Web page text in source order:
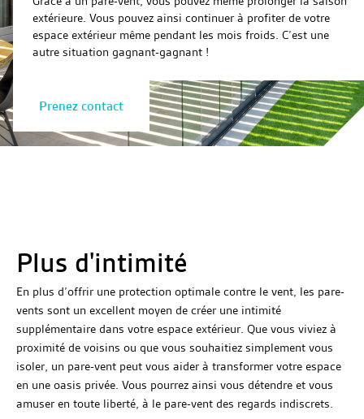
extérieure. Vous pouvez ainsi continuer à profiter de votre
espace extérieur même pendant les mois froids. C’est une
autre situation gagnant-gagnant !
Prenez contact
Plus d'intimité
En plus d’offrir une protection optimale contre le vent, les pare-
vents sont un excellent moyen de créer une intimité
supplémentaire dans votre espace extérieur. Que vous viviez à
proximité de voisins ou que vous souhaitiez simplement vous
isoler, un pare-vent peut vous aider à transformer votre espace
en une oasis privée. Vous pourrez ainsi vous détendre et vous
amuser en toute liberté, à le pare-vent des regards indiscrets.